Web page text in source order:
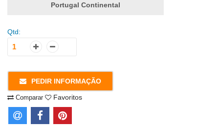
Portugal Continental
Qtd:
PEDIR INFORMAÇÃO
Comparar Favoritos